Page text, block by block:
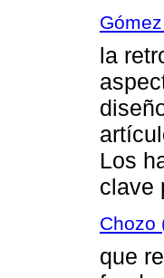
la
Los
clave
Chozo
que